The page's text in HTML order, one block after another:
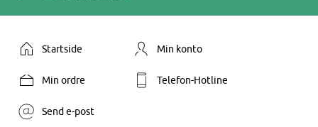
Startside Min konto
Min ordre Telefon-Hotline
Send e-post